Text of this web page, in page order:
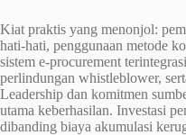
Kiat praktis yang menonjol:
hati-hati, penggunaan metode
sistem e-procurement
perlindungan whistleblower,
Leadership dan komitmen
utama keberhasilan. Investasi
dibanding biaya akumulasi